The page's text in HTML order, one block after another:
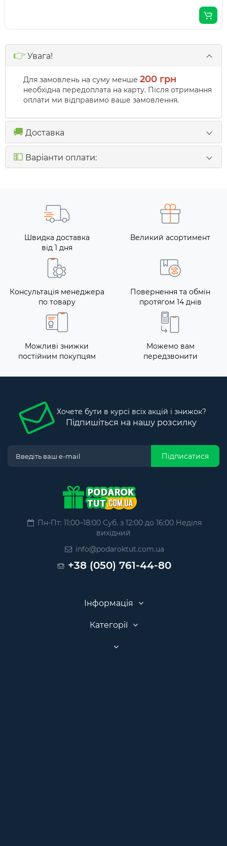
👉 Увага!
Для замовлень на суму менше 200 грн
необхідна передоплата на карту. Після отримання
оплати ми відправимо ваше замовлення.
🚚 Доставка
💵 Варіанти оплати:
Швидка доставка
від 1 дня
Великий асортимент
Консультація менеджера
по товару
Повернення та обмін
протягом 14 днів
Можливі знижки
постійним покупцям
Можемо вам
передзвонити
Хочете бути в курсі всіх акцій і знижок?
Підпишіться на нашу розсилку
Підписатися
Пн-Пт: 11:00–18:00 Суб. з 12:00 до 16:00 Неділя
вихідний
info@podaroktut.com.ua
+38 (050) 761-44-80
Інформація
Категорії